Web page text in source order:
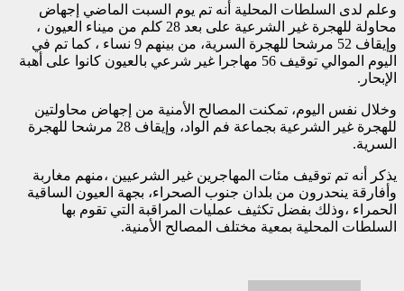
وعلم لدى السلطات المحلية أنه تم يوم السبت الماضي إجهاض
محاولة للهجرة غير الشرعية على بعد 28 كلم من ميناء العيون ،
وإيقاف 52 مرشحا للهجرة السرية، من بينهم 9 نساء ، كما تم في
اليوم الموالي توقيف 56 مهاجرا غير شرعي بالعيون كانوا على أهبة
الإبحار.
وخلال نفس اليوم، تمكنت المصالح الأمنية من إجهاض محاولتين
للهجرة غير الشرعية بجماعة فم الواد، وإيقاف 28 مرشحا للهجرة
السرية.
يذكر أنه تم توقيف مئات المهاجرين غير الشرعيين ،منهم مغاربة
وأفارقة ينحدرون من بلدان جنوب الصحراء، بجهة العيون الساقية
الحمراء ،وذلك بفضل تكثيف عمليات المراقبة التي تقوم بها
السلطات المحلية بمعية مختلف المصالح الأمنية.